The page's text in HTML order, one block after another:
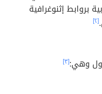
بروابط إثنوغرافية
[٢]
وهي:[٣]